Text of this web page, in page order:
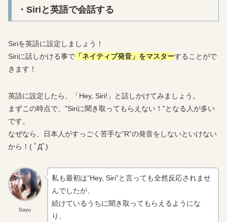
・Siriと英語で会話する
Siriを英語に設定しましょう！
Siriに話しかける事で 「ネイティブ発音」をマスターすることがで
きます！
英語に設定したら、「Hey, Siri!」と話しかけてみましょう。
まずこの時点で、”Siriに聞き取ってもらえない！”となる人が多い
です。
なぜなら、日本人がすっごく苦手な”R”の発音をしないといけない
から！( ﾟДﾟ)
Sayu
私も最初は”Hey, Siri”と言っても全然反応されませ
んでしたが、
続けているうちに聞き取ってもらえるようにな
り、